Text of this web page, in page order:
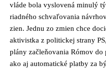
vláde bola vyslovená minulý
riadného schvaľovania
zien. Jednu zo zmien chce
aktivistka z politickej strany
plány začleňovania Rómov do
ako aj automatické platby za